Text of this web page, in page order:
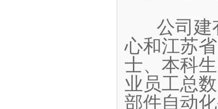
公司建
心和江苏
士、本科
业员工总
部件自动